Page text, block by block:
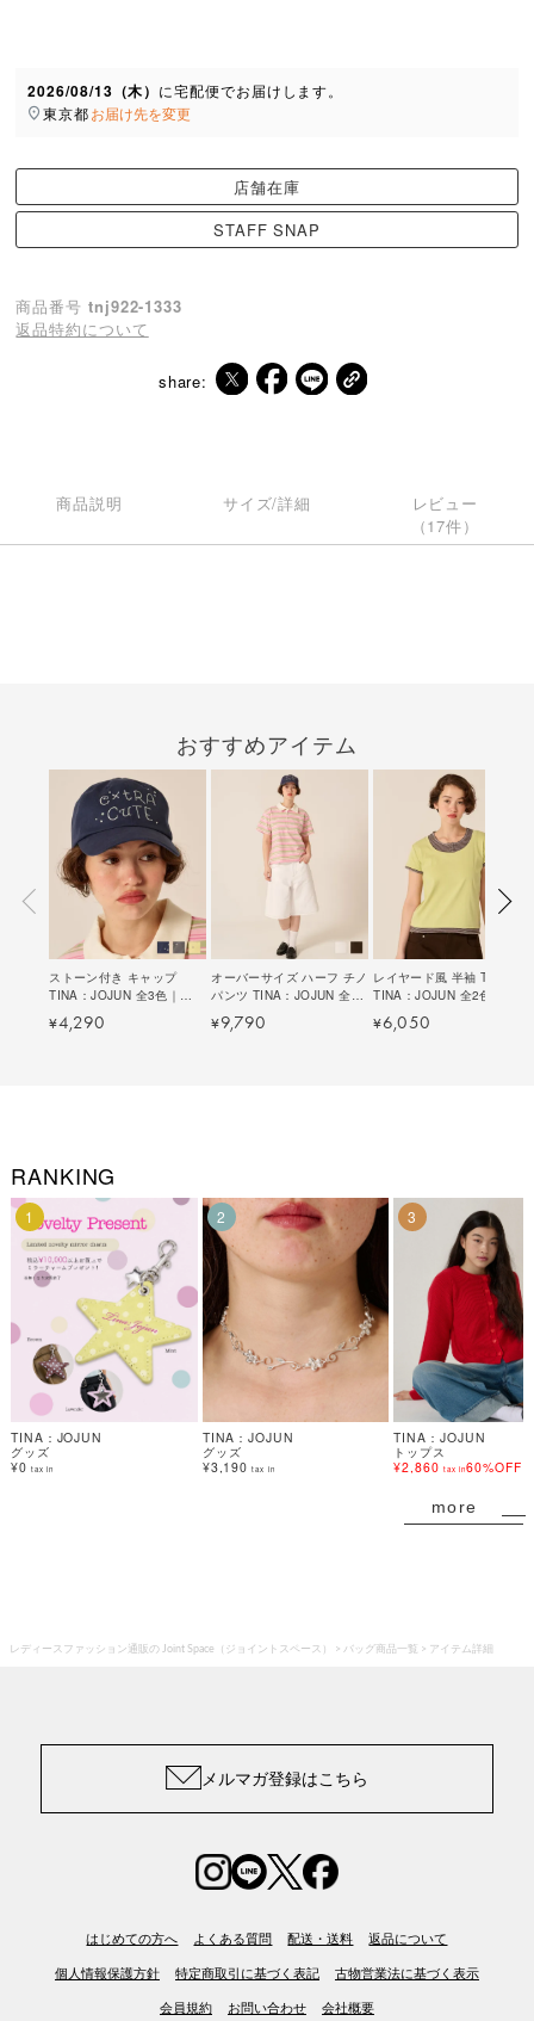
2026/08/13（木） に宅配便でお届けします。
東京都お届け先を変更
店舗在庫
STAFF SNAP
商品番号 tnj922-1333
返品特約について
share:
商品説明 サイズ/詳細
レビュー
（17件）
おすすめアイテム
ストーン付き キャップ
TINA：JOJUN 全3色｜
¥4,290
オーバーサイズ ハーフ チノ
パンツ TINA：JOJUN 全2
¥9,790
レイヤード風 半袖 Tシャツ
TINA：JOJUN 全2色｜
¥6,050
RANKING
1
TINA：JOJUN
グッズ
¥0 tax in
2
TINA：JOJUN
グッズ
¥3,190 tax in
3
TINA：JOJUN
トップス
¥2,860 tax in60%OFF
more
レディースファッション通販の Joint Space（ジョイントスペース） バッグ商品一覧 アイテム詳細
メルマガ登録はこちら
はじめての方へ よくある質問 配送・送料 返品について
個人情報保護方針 特定商取引に基づく表記 古物営業法に基づく表示
会員規約 お問い合わせ 会社概要